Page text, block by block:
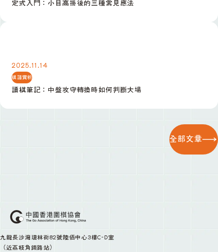
定式入門：小目高掛後的三種常見應法
2025.11.14
棋譜賞析
讀棋筆記：中盤攻守轉換時如何判斷大場
全部文章
九龍長沙灣瓊林街82號陸佰中心3樓C-D室
（近荔枝角鐵路站）